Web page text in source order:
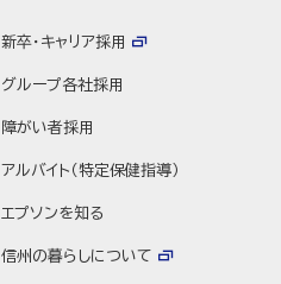
新卒・キャリア採用
グループ各社採用
障がい者採用
アルバイト（特定保健指導）
エプソンを知る
信州の暮らしについて